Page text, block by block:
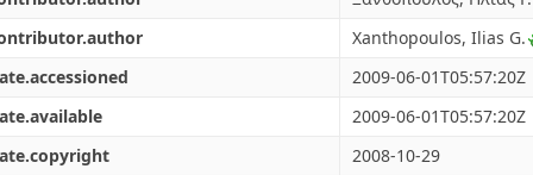
Xanthopoulos, Ilias G.
2009-06-01T05:57:20Z
2009-06-01T05:57:20Z
2008-10-29